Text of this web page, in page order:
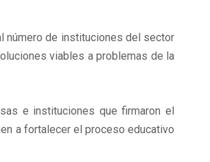
número de instituciones del sector
viables a problemas de la
e instituciones que firmaron el
a fortalecer el proceso educativo